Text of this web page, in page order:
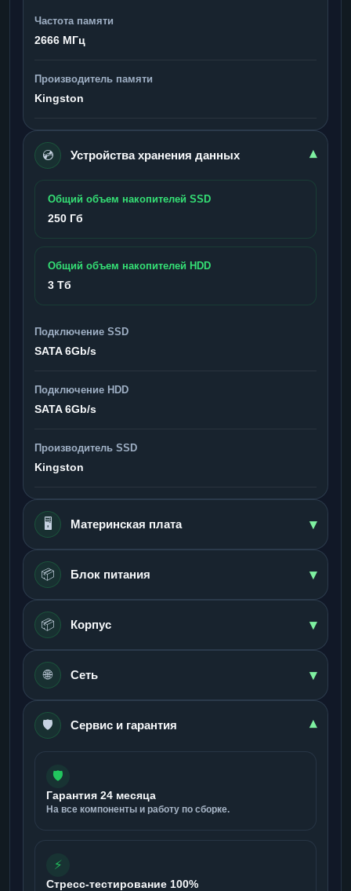
Частота памяти
2666 МГц
Производитель памяти
Kingston
💿 Устройства хранения данных ▾
Общий объем накопителей SSD
250 Гб
Общий объем накопителей HDD
3 Тб
Подключение SSD
SATA 6Gb/s
Подключение HDD
SATA 6Gb/s
Производитель SSD
Kingston
🖥️ Материнская плата ▾
📦 Блок питания ▾
📦 Корпус ▾
🌐 Сеть ▾
🛡️ Сервис и гарантия ▾
🛡️
Гарантия 24 месяца
На все компоненты и работу по сборке.
⚡
Стресс-тестирование 100%